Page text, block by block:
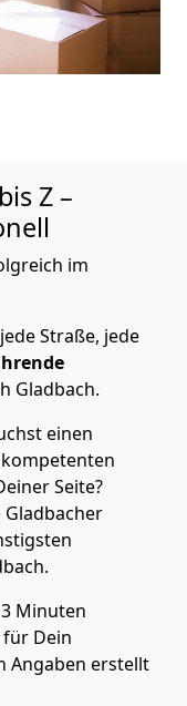
Z –
im
Straße, jede
Gladbach.
einen
Seite?
Minuten
für Dein
Angaben erstellt